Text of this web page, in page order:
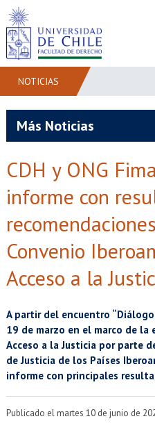
Académicos
Egresados
NOTICIAS
Más Noticias
CDH y ONG
informe con
Convenio
Acceso a la
A partir del encuentro
19 de marzo en el marco de la
Acceso a la Justicia por parte
de Justicia de los Países
informe con principales
Publicado el martes 10 de junio de